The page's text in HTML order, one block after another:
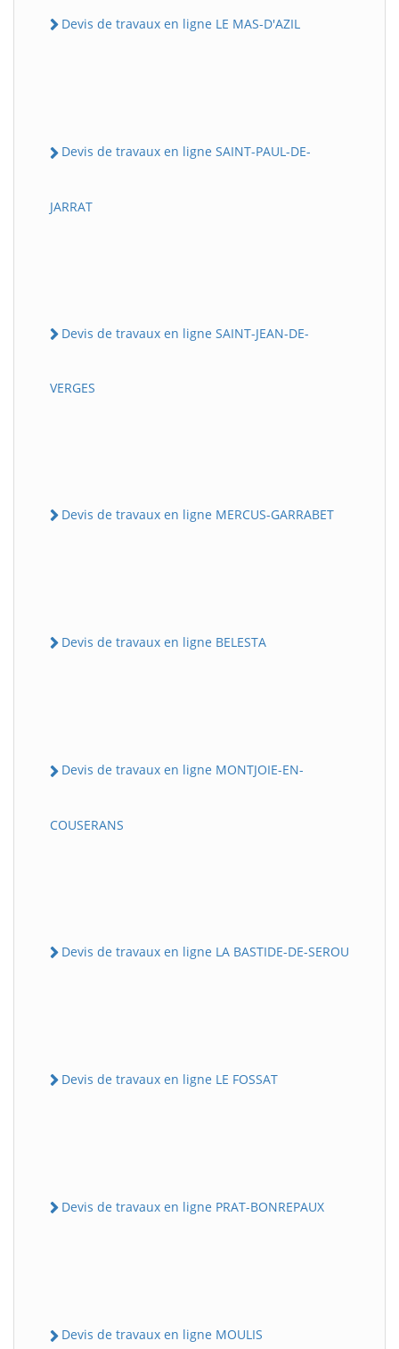
Devis de travaux en ligne LE MAS-D'AZIL
Devis de travaux en ligne SAINT-PAUL-DE-
JARRAT
Devis de travaux en ligne SAINT-JEAN-DE-
VERGES
Devis de travaux en ligne MERCUS-GARRABET
Devis de travaux en ligne BELESTA
Devis de travaux en ligne MONTJOIE-EN-
COUSERANS
Devis de travaux en ligne LA BASTIDE-DE-SEROU
Devis de travaux en ligne LE FOSSAT
Devis de travaux en ligne PRAT-BONREPAUX
Devis de travaux en ligne MOULIS